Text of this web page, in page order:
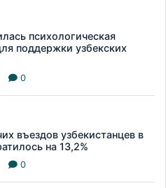
психологическая
поддержки узбекских
0
въездов узбекистанцев в
на 13,2%
0